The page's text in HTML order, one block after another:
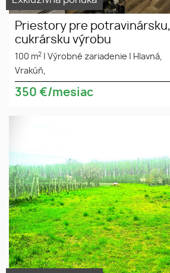
Priestory pre potravinársku,
cukrársku výrobu
100 m2 Výrobné zariadenie
Hlavná,
Vrakúň,
350 €/mesiac